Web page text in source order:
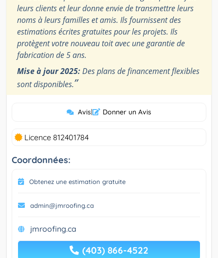
leurs clients et leur donne envie de transmettre leurs
noms à leurs familles et amis. Ils fournissent des
estimations écrites gratuites pour les projets. Ils
protègent votre nouveau toit avec une garantie de
fabrication de 5 ans.
Mise à jour 2025:Des plans de financement flexibles
sont disponibles.”
Avis| Donner un Avis
Licence 812401784
Coordonnées:
Obtenez une estimation gratuite
admin@jmroofing.ca
jmroofing.ca
(403) 866-4522